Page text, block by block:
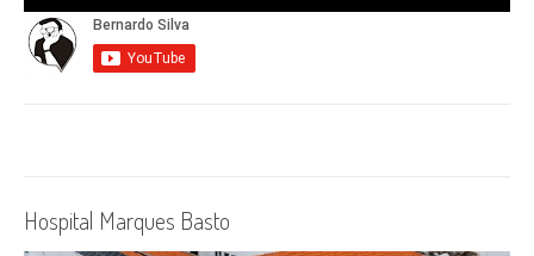
Hospital Marques Basto